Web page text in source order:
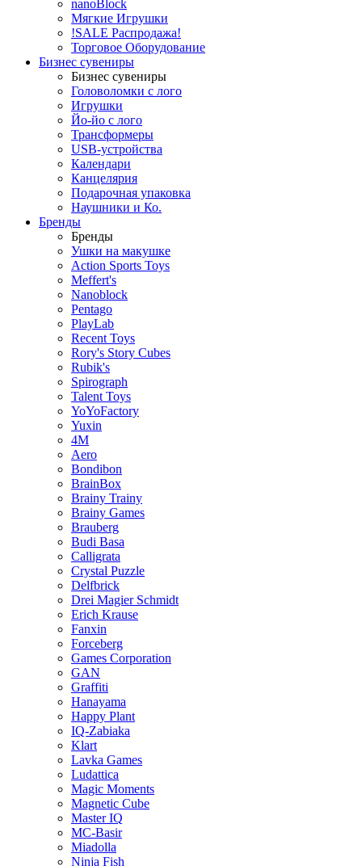
nanoBlock
Мягкие Игрушки
!SALE Распродажа!
Торговое Оборудование
Бизнес сувениры
Бизнес сувениры
Головоломки с лого
Игрушки
Йо-йо с лого
Трансформеры
USB-устройства
Календари
Канцелярия
Подарочная упаковка
Наушники и Ко.
Бренды
Бренды
Ушки на макушке
Action Sports Toys
Meffert's
Nanoblock
Pentago
PlayLab
Recent Toys
Rory's Story Cubes
Rubik's
Spirograph
Talent Toys
YoYoFactory
Yuxin
4M
Aero
Bondibon
BrainBox
Brainy Trainy
Brainy Games
Brauberg
Budi Basa
Calligrata
Crystal Puzzle
Delfbrick
Drei Magier Schmidt
Erich Krause
Fanxin
Forceberg
Games Corporation
GAN
Graffiti
Hanayama
Happy Plant
IQ-Zabiaka
Klart
Lavka Games
Ludattica
Magic Moments
Magnetic Cube
Master IQ
MC-Basir
Miadolla
Ninja Fish